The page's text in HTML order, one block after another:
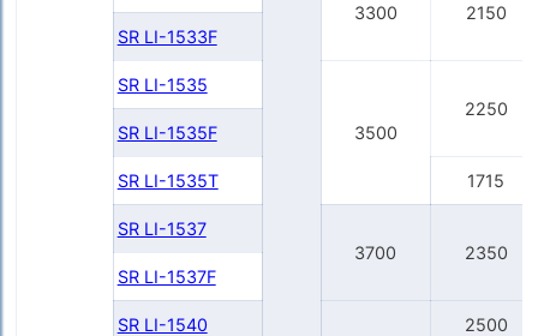
3300
2150
SR LI-1533F
SR LI-1535
3500
2250
SR LI-1535F
SR LI-1535T 1715
SR LI-1537
3700
2350
SR LI-1537F
SR LI-1540 2500